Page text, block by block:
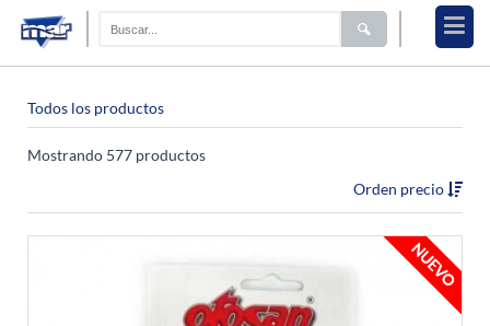
Todos los productos
Mostrando 577 productos
Orden precio